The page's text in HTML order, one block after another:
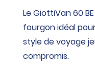
Le GiottiVan 60
fourgon idéal
style de voyage
compromis.